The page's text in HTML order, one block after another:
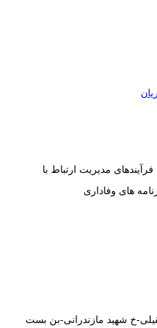
مدیریت ارتباط با
های وفاداری
خ شهید مازندرانی-بن بست